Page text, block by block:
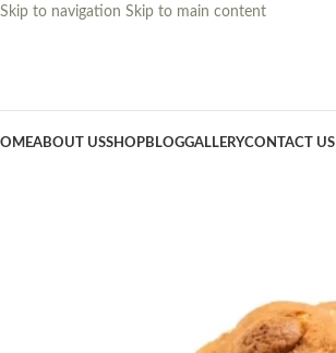
Skip to navigation Skip to main content
ABOUT USSHOPBLOGGALLERYCONTACT US